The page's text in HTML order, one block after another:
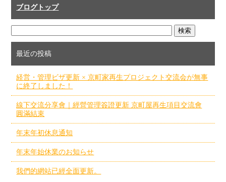
ブログトップ
最近の投稿
経営・管理ビザ更新 × 京町家再生プロジェクト交流会が無事
に終了しました！
線下交流分享會｜經營管理簽證更新 京町屋再生項目交流會
圓滿結束
年末年初休息通知
年末年始休業のお知らせ
我們的網站已經全面更新。